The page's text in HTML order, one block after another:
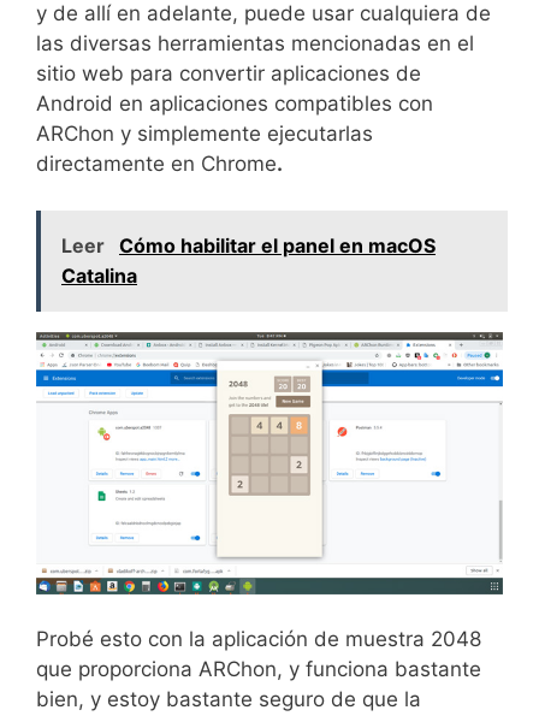
y de allí en adelante, puede usar cualquiera de
las diversas herramientas mencionadas en el
sitio web para convertir aplicaciones de
Android en aplicaciones compatibles con
ARChon y simplemente ejecutarlas
directamente en Chrome.
Leer Cómo habilitar el panel en macOS
Catalina
Probé esto con la aplicación de muestra 2048
que proporciona ARChon, y funciona bastante
bien, y estoy bastante seguro de que la